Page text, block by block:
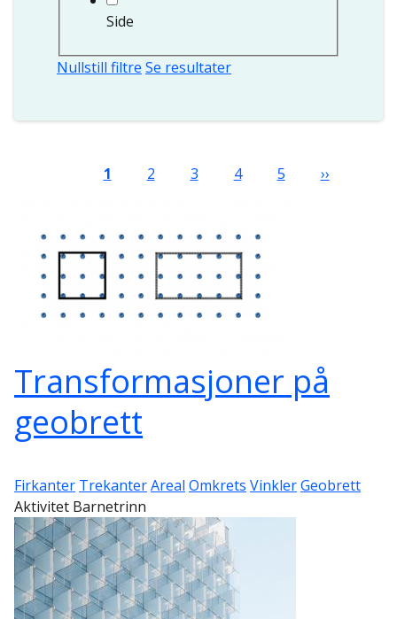
Side
Nullstill filtre Se resultater
Nåværende side
1 Side
2 Side
3 Side
4 Side
5 Neste side
››
Transformasjoner på
geobrett
Firkanter TrekanterAreal Omkrets VinklerGeobrett
Aktivitet Barnetrinn